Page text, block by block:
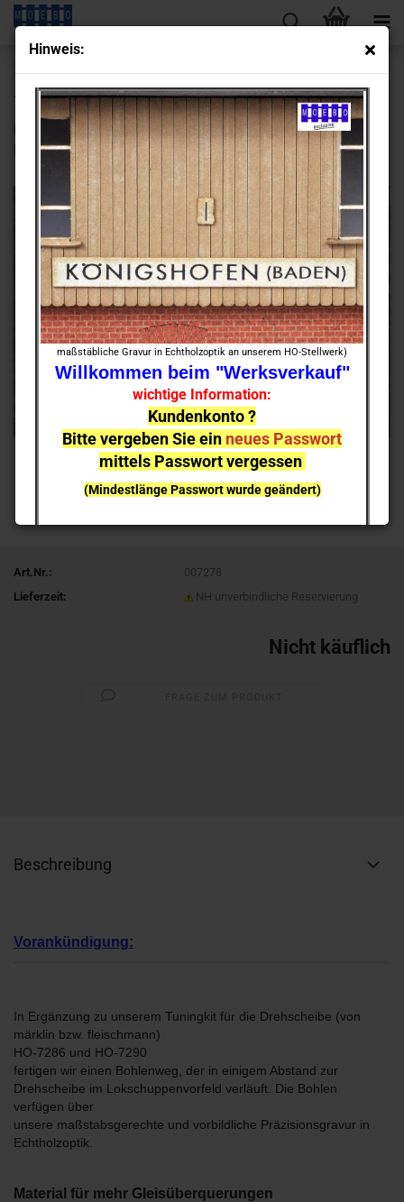
Hin­weis:
maßstäbliche Gravur in Echtholzoptik an unserem HO-Stellwerk)
Willkommen beim "Werksverkauf"
wichtige Information:
Kundenkonto ?
Bitte vergeben Sie ein neues Passwort
mittels Passwort vergessen
(Mindestlänge Passwort wurde geändert)
vorab reservieren;
Ich melde mich bei Erscheinen
« Erster « zurück weiter »
Letzter »
Artikel in dieser Kategorie
HO- 7278 Boh­len­weg Drehscheibe-​Lokschuppen Ge­ra­de
Füll­stü­cke (AC K-​Gleis) new 2021
Art.Nr.:
007278
Lieferzeit:
NH unverbindliche Reservierung
Nicht käuflich
Beschreibung
Vorankündigung:
In Ergänzung zu unserem Tuningkit für die Drehscheibe (von
märklin bzw. fleischmann)
HO-7286 und HO-7290
fertigen wir einen Bohlenweg, der in einigem Abstand zur
Drehscheibe im Lokschuppenvorfeld verläuft. Die Bohlen
verfügen über
unsere maßstabsgerechte und vorbildliche Präzisionsgravur in
Echtholzoptik.
Material für mehr Gleisüberquerungen